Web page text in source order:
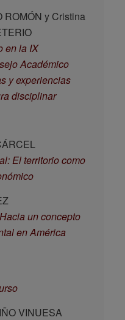
ROMÓN y Cristina
en la IX
Académico
y experiencias
disciplinar
El territorio como
un concepto
en América
VINUESA